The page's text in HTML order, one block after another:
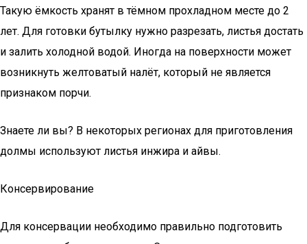
Такую ёмкость хранят в тёмном прохладном месте до 2
лет. Для готовки бутылку нужно разрезать, листья достать
и залить холодной водой. Иногда на поверхности может
возникнуть желтоватый налёт, который не является
признаком порчи.
Знаете ли вы? В некоторых регионах для приготовления
долмы используют листья инжира и айвы.
Консервирование
Для консервации необходимо правильно подготовить